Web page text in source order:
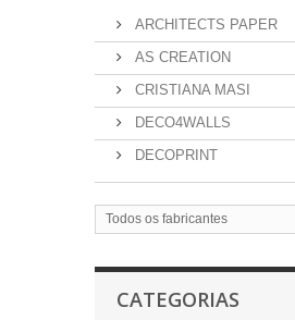
ARCHITECTS PAPER
AS CREATION
CRISTIANA MASI
DECO4WALLS
DECOPRINT
Todos os fabricantes
CATEGORIAS